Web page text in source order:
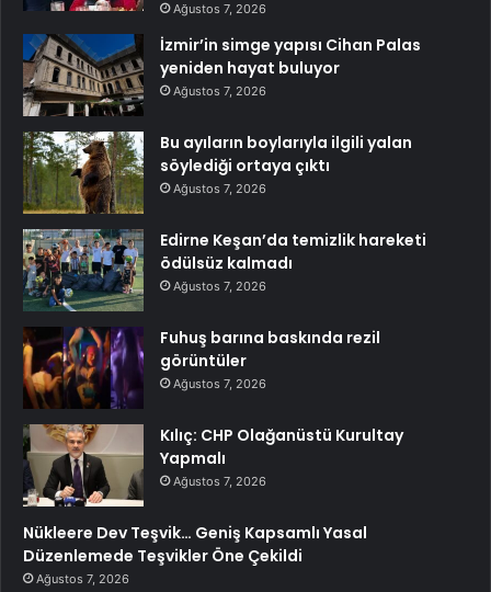
Ağustos 7, 2026
İzmir’in simge yapısı Cihan Palas
yeniden hayat buluyor
Ağustos 7, 2026
Bu ayıların boylarıyla ilgili yalan
söylediği ortaya çıktı
Ağustos 7, 2026
Edirne Keşan’da temizlik hareketi
ödülsüz kalmadı
Ağustos 7, 2026
Fuhuş barına baskında rezil
görüntüler
Ağustos 7, 2026
Kılıç: CHP Olağanüstü Kurultay
Yapmalı
Ağustos 7, 2026
Nükleere Dev Teşvik… Geniş Kapsamlı Yasal
Düzenlemede Teşvikler Öne Çekildi
Ağustos 7, 2026